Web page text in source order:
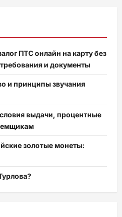
ПТС онлайн на карту без
и документы
и принципы звучания
выдачи, процентные
золотые монеты: